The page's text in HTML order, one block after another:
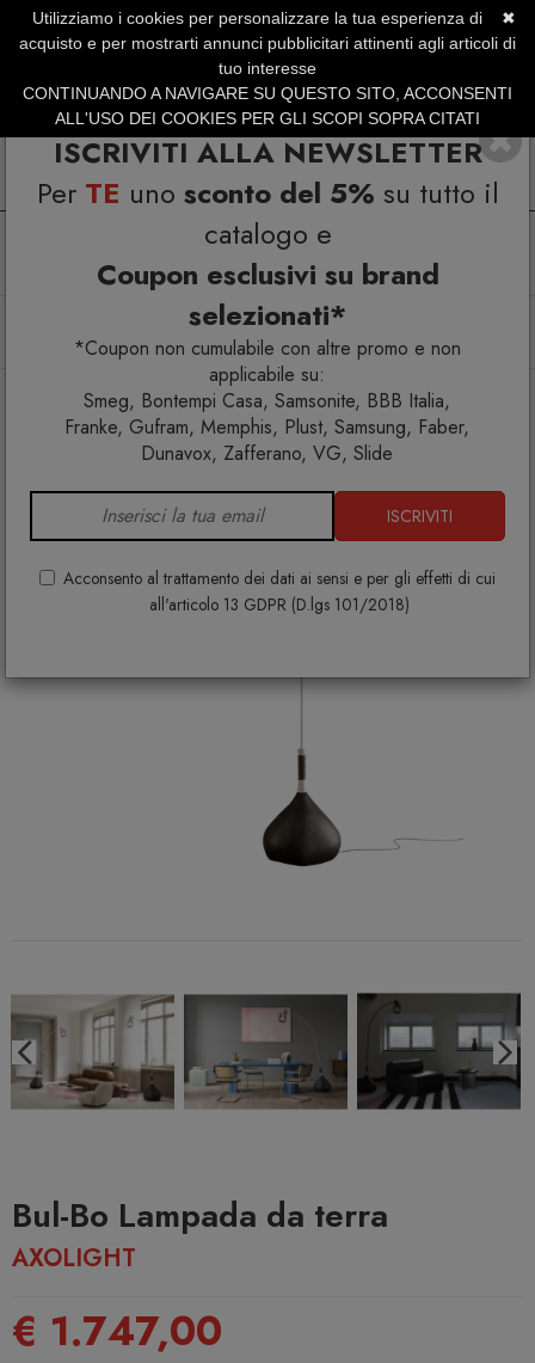
ISCRIVITI ALLA NEWSLETTER
Per TE uno sconto del 5% su tutto il
catalogo e
Coupon esclusivi su brand
selezionati*
*Coupon non cumulabile con altre promo e non
applicabile su:
Smeg, Bontempi Casa, Samsonite, BBB Italia,
Franke, Gufram, Memphis, Plust, Samsung, Faber,
Dunavox, Zafferano, VG, Slide
ISCRIVITI
Acconsento al trattamento dei dati ai sensi e per gli effetti di cui
all'articolo 13 GDPR (D.lgs 101/2018)
SERVIZIO CLIENTI +39.0773.470.562
SUMMER SALES | Fino al 31 Agosto
Illuminazione
Lampade da terra
Bul-Bo Lampada da terra
Bul-Bo Lampada da terra
AXOLIGHT
€ 1.747,00
✖
Utilizziamo i cookies per personalizzare la tua esperienza di
acquisto e per mostrarti annunci pubblicitari attinenti agli articoli di
tuo interesse
CONTINUANDO A NAVIGARE SU QUESTO SITO, ACCONSENTI
ALL'USO DEI COOKIES PER GLI SCOPI SOPRA CITATI